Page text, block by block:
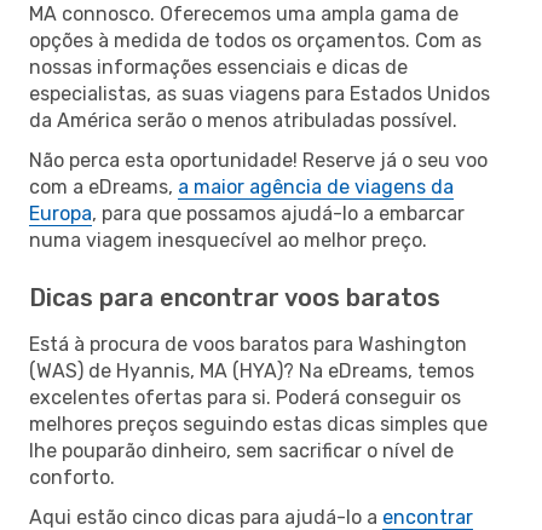
MA connosco. Oferecemos uma ampla gama de
opções à medida de todos os orçamentos. Com as
nossas informações essenciais e dicas de
especialistas, as suas viagens para Estados Unidos
da América serão o menos atribuladas possível.
Não perca esta oportunidade! Reserve já o seu voo
com a eDreams, a maior agência de viagens da
Europa, para que possamos ajudá-lo a embarcar
numa viagem inesquecível ao melhor preço.
Dicas para encontrar voos baratos
Está à procura de voos baratos para Washington
(WAS) de Hyannis, MA (HYA)? Na eDreams, temos
excelentes ofertas para si. Poderá conseguir os
melhores preços seguindo estas dicas simples que
lhe pouparão dinheiro, sem sacrificar o nível de
conforto.
Aqui estão cinco dicas para ajudá-lo a encontrar